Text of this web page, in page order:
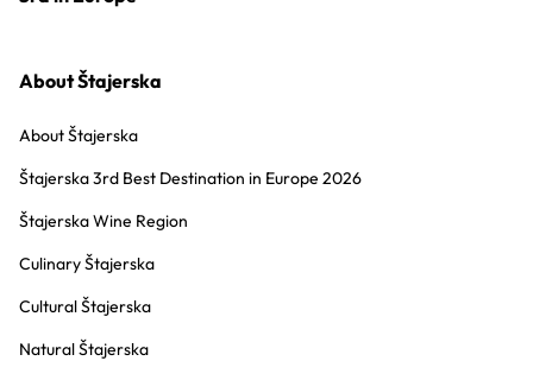
About Štajerska
About Štajerska
Štajerska 3rd Best Destination in Europe 2026
Štajerska Wine Region
Culinary Štajerska
Cultural Štajerska
Natural Štajerska